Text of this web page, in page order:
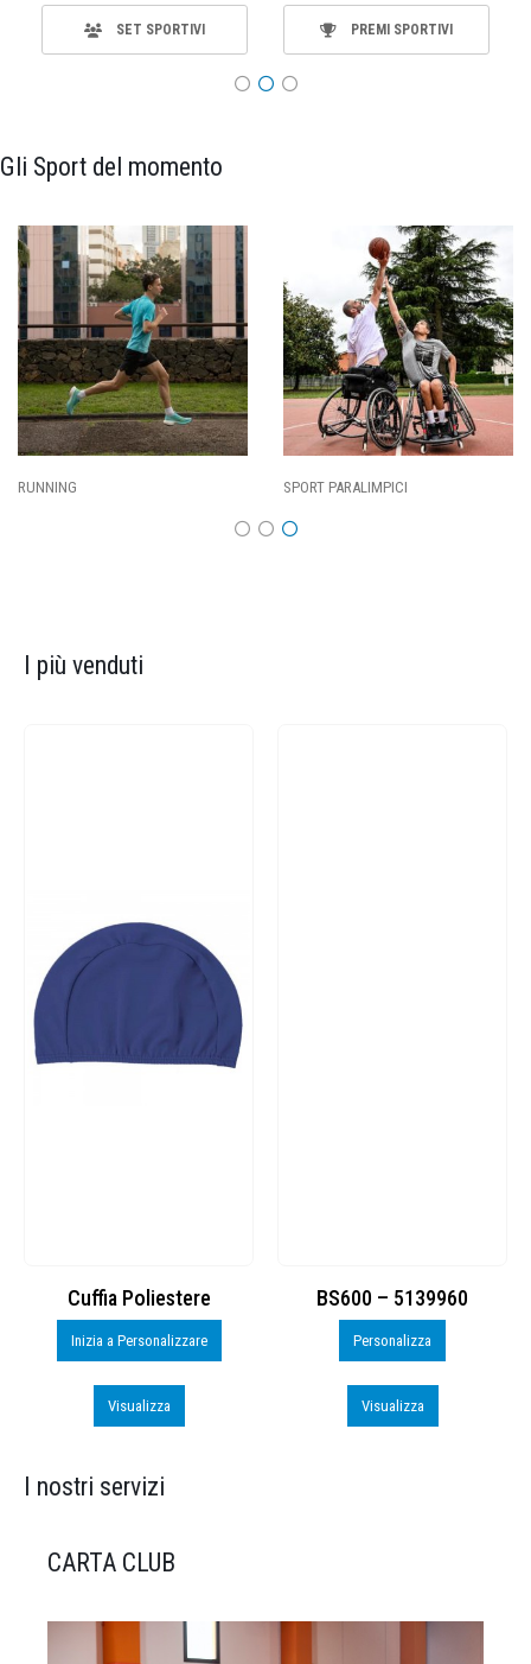
SET SPORTIVI PREMI SPORTIVI
Gli Sport del momento
CALCIO
I più venduti
Cuffia Poliestere
Inizia a Personalizzare
Visualizza
BS600 – 5139960
Personalizza
Visualizza
I nostri servizi
CARTA CLUB